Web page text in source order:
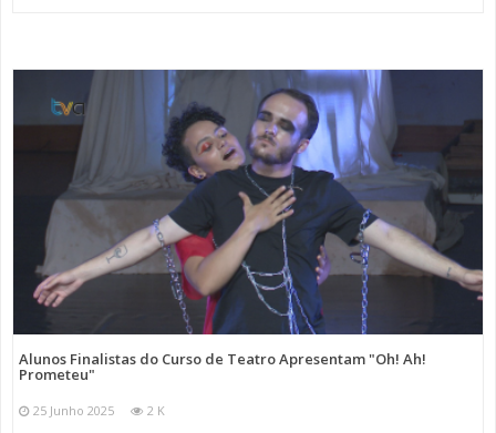
Alunos Finalistas do Curso de Teatro Apresentam "Oh! Ah!
Prometeu"
25 Junho 2025 2 K